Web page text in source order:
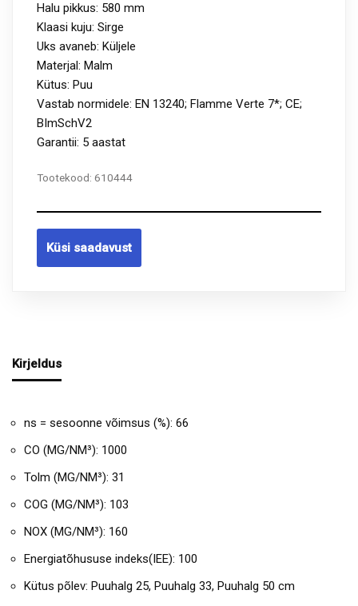
Halu pikkus: 580 mm
Klaasi kuju: Sirge
Uks avaneb: Küljele
Materjal: Malm
Kütus: Puu
Vastab normidele: EN 13240; Flamme Verte 7*; CE;
BImSchV2
Garantii: 5 aastat
Tootekood: 610444
Küsi saadavust
Kirjeldus
ns = sesoonne võimsus (%): 66
CO (MG/NM³): 1000
Tolm (MG/NM³): 31
COG (MG/NM³): 103
NOX (MG/NM³): 160
Energiatõhususe indeks(IEE): 100
Kütus põlev: Puuhalg 25, Puuhalg 33, Puuhalg 50 cm